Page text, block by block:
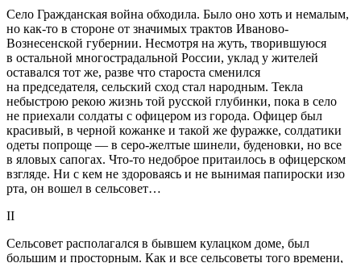
Село Гражданская война обходила. Было оно хоть и немалым,
но как-то в стороне от значимых трактов Иваново-
Вознесенской губернии. Несмотря на жуть, творившуюся
в остальной многострадальной России, уклад у жителей
оставался тот же, разве что староста сменился
на председателя, сельский сход стал народным. Текла
небыстрою рекою жизнь той русской глубинки, пока в село
не приехали солдаты с офицером из города. Офицер был
красивый, в черной кожанке и такой же фуражке, солдатики
одеты попроще — в серо-желтые шинели, буденовки, но все
в яловых сапогах. Что-то недоброе притаилось в офицерском
взгляде. Ни с кем не здороваясь и не вынимая папироски изо
рта, он вошел в сельсовет…
II
Сельсовет располагался в бывшем кулацком доме, был
большим и просторным. Как и все сельсоветы того времени,